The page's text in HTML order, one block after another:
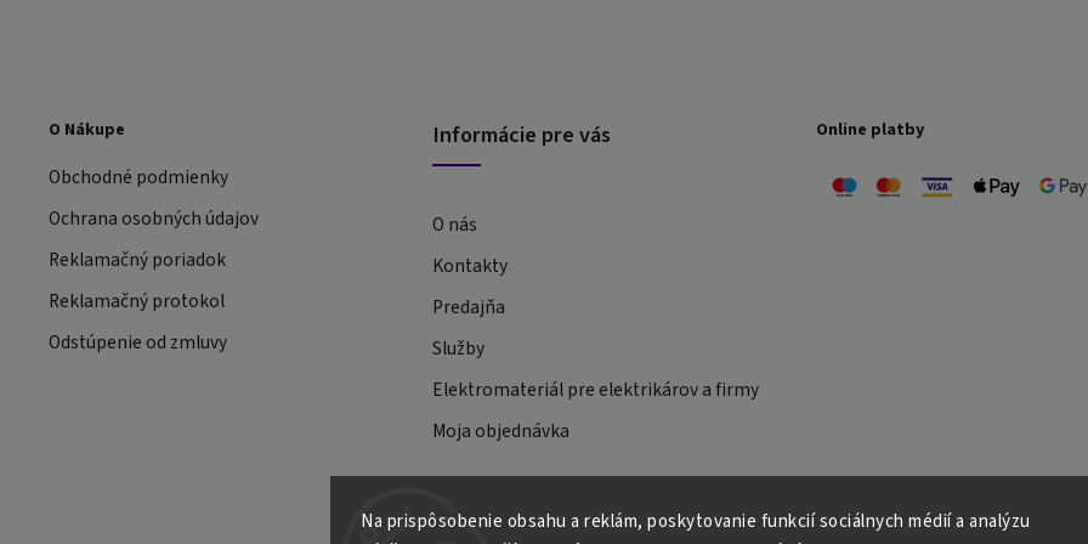
Na prispôsobenie obsahu a reklám, poskytovanie funkcií sociálnych médií a analýzu
O Nákupe
Obchodné podmienky
Ochrana osobných údajov
Reklamačný poriadok
Reklamačný protokol
Odstúpenie od zmluvy
Informácie pre vás
O nás
Kontakty
Predajňa
Služby
Elektromateriál pre elektrikárov a firmy
Moja objednávka
Online platby